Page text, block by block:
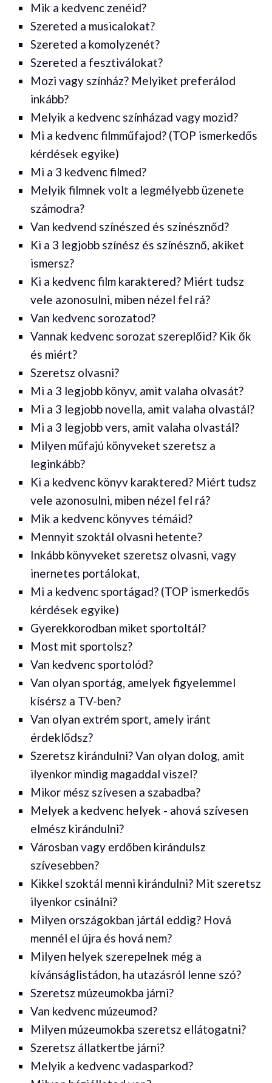
Mik a kedvenc zenéid?
Szereted a musicalokat?
Szereted a komolyzenét?
Szereted a fesztiválokat?
Mozi vagy színház? Melyiket preferálod
inkább?
Melyik a kedvenc színházad vagy mozid?
Mi a kedvenc filmműfajod? (TOP ismerkedős
kérdések egyike)
Mi a 3 kedvenc filmed?
Melyik filmnek volt a legmélyebb üzenete
számodra?
Van kedvend színészed és színésznőd?
Ki a 3 legjobb színész és színésznő, akiket
ismersz?
Ki a kedvenc film karaktered? Miért tudsz
vele azonosulni, miben nézel fel rá?
Van kedvenc sorozatod?
Vannak kedvenc sorozat szereplőid? Kik ők
és miért?
Szeretsz olvasni?
Mi a 3 legjobb könyv, amit valaha olvasát?
Mi a 3 legjobb novella, amit valaha olvastál?
Mi a 3 legjobb vers, amit valaha olvastál?
Milyen műfajú könyveket szeretsz a
leginkább?
Ki a kedvenc könyv karaktered? Miért tudsz
vele azonosulni, miben nézel fel rá?
Mik a kedvenc könyves témáid?
Mennyit szoktál olvasni hetente?
Inkább könyveket szeretsz olvasni, vagy
inernetes portálokat,
Mi a kedvenc sportágad? (TOP ismerkedős
kérdések egyike)
Gyerekkorodban miket sportoltál?
Most mit sportolsz?
Van kedvenc sportolód?
Van olyan sportág, amelyek figyelemmel
kísérsz a TV-ben?
Van olyan extrém sport, amely iránt
érdeklődsz?
Szeretsz kirándulni? Van olyan dolog, amit
ilyenkor mindig magaddal viszel?
Mikor mész szívesen a szabadba?
Melyek a kedvenc helyek - ahová szívesen
elmész kirándulni?
Városban vagy erdőben kirándulsz
szívesebben?
Kikkel szoktál menni kirándulni? Mit szeretsz
ilyenkor csinálni?
Milyen országokban jártál eddig? Hová
mennél el újra és hová nem?
Milyen helyek szerepelnek még a
kívánságlistádon, ha utazásról lenne szó?
Szeretsz múzeumokba járni?
Van kedvenc múzeumod?
Milyen múzeumokba szeretsz ellátogatni?
Szeretsz állatkertbe járni?
Melyik a kedvenc vadasparkod?